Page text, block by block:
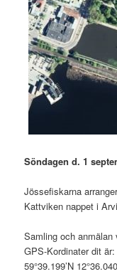
Söndagen d. 1
Jössefiskarna
Kattviken nappet i
Samling och
GPS-Kordinater dit är:
59°39.199’N